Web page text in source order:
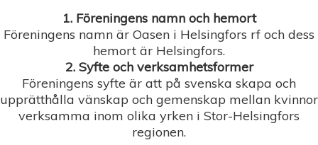
1. Föreningens namn och hemort
Föreningens namn är Oasen i Helsingfors rf och dess
hemort är Helsingfors.
2. Syfte och verksamhetsformer
Föreningens syfte är att på svenska skapa och
upprätthålla vänskap och gemenskap mellan kvinnor
verksamma inom olika yrken i Stor-Helsingfors
regionen.